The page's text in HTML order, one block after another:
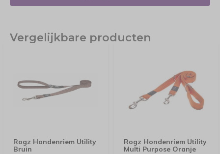
Vergelijkbare producten
Rogz Hondenriem Utility
Bruin
Rogz Hondenriem Utility
Multi Purpose Oranje